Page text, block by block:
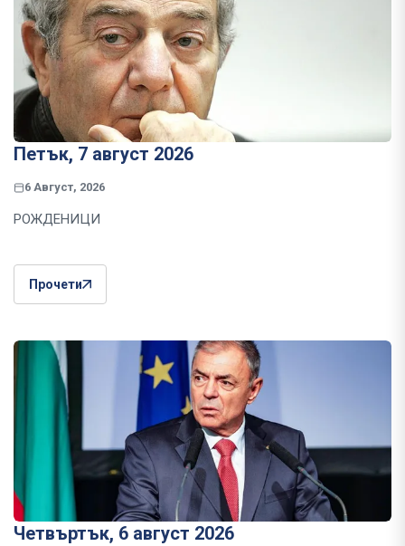
Петък, 7 август 2026
6 Август, 2026
РОЖДЕНИЦИ
Прочети
Четвъртък, 6 август 2026